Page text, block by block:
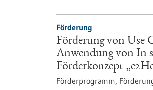
Förderung
Förderung von Use
Anwendung von In
Förderkonzept
Förderprogramm,